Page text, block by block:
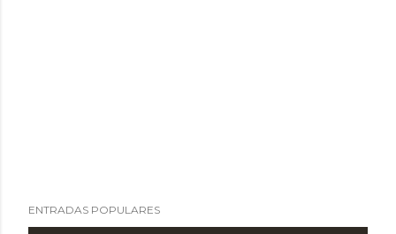
ENTRADAS POPULARES